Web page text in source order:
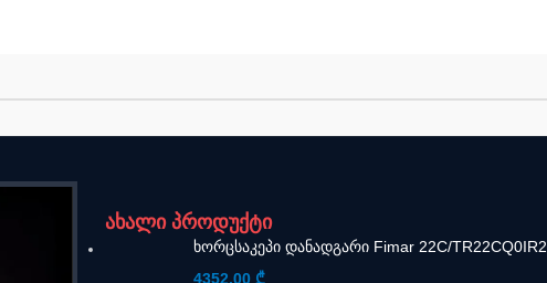
ახალი პროდუქტი
ხორცსაკეპი დანადგარი Fimar 22C/
4352,00 ₾